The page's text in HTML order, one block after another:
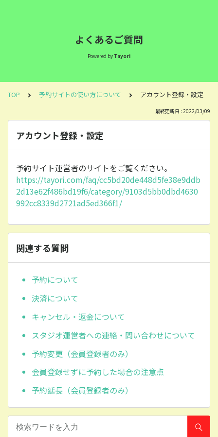
よくあるご質問
Powered by Tayori
TOP 予約サイトの使い方について アカウント登録・設定
最終更新日 : 2022/03/09
アカウント登録・設定
予約サイト運営者のサイトをご覧ください。
https://tayori.com/faq/cc5bd20de448d5fe38e9ddb
2d13e62f486bd19f6/category/9103d5bb0dbd4630
992cc8339d2721ad5ed366f1/
関連する質問
予約について
決済について
キャンセル・返金について
スタジオ運営者への連絡・問い合わせについて
予約変更（会員登録者のみ）
会員登録せずに予約した場合の注意点
予約延長（会員登録者のみ）